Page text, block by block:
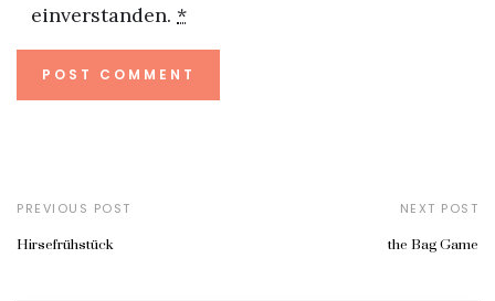
einverstanden. *
PREVIOUS POST
Hirsefrühstück
NEXT POST
the Bag Game